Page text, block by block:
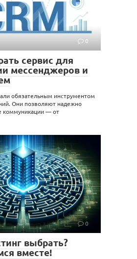
0
сервис для
мессенджеров и
обязательным инструментом
Они позволяют надежно
коммуникации — от
0
выбрать?
вместе!